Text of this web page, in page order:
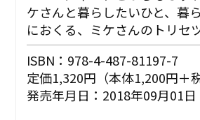
ケさんと暮らしたいひと、暮
におくる、ミケさんのトリセツ
ISBN：978-4-487-81197-7
定価1,320円（本体1,200円＋
発売年月日：2018年09月01日